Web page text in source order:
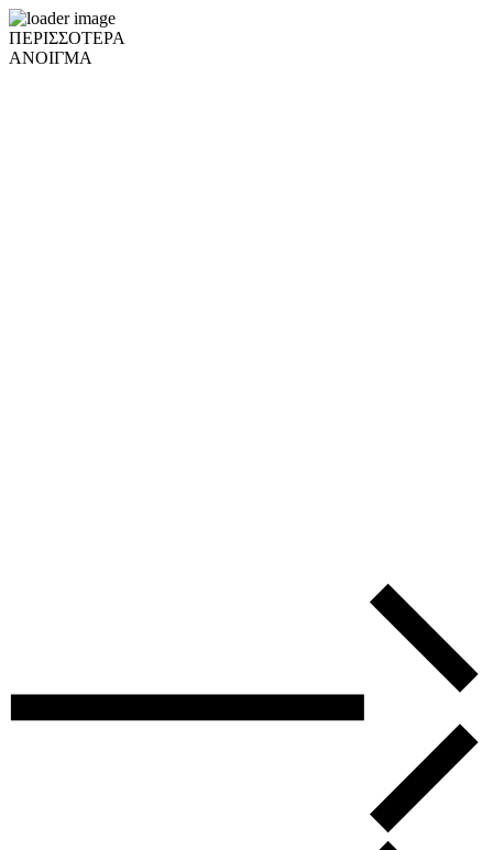
ΠΕΡΙΣΣΟΤΕΡΑ
ΑΝΟΙΓΜΑ